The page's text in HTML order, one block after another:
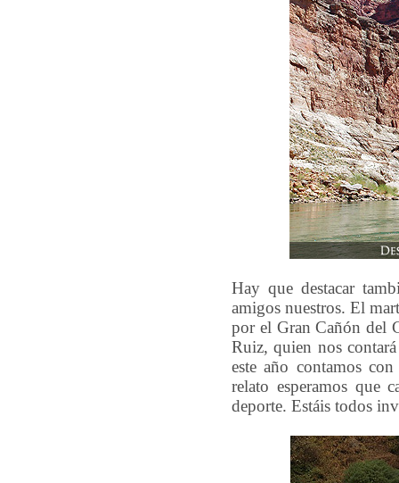
Hay que destacar
amigos nuestros. El
por el Gran Cañón del
Ruiz, quien nos
este año contamos
relato esperamos que
deporte. Estáis todos